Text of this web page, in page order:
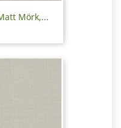
Mörk,...